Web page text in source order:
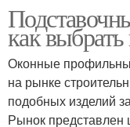
как
Оконные
на рынке
подобных изделий
Рынок